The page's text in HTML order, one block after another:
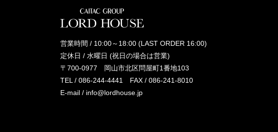
営業時間 / 10:00～18:00 (LAST ORDER 16:00)
定休日 / 水曜日 (祝日の場合は営業)
〒700-0977 岡山市北区問屋町1番地103
TEL / 086-244-4441
FAX / 086-241-8010
E-mail / info@lordhouse.jp